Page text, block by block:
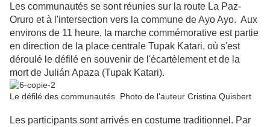
Les communautés se sont réunies sur la route La Paz-
Oruro et à l'intersection vers la commune de Ayo Ayo. Aux
environs de 11 heure, la marche commémorative est partie
en direction de la place centrale Tupak Katari, où s'est
déroulé le défilé en souvenir de l'écartèlement et de la
mort de Julián Apaza (Tupak Katari).
Le défilé des communautés. Photo de l'auteur Cristina Quisbert
Les participants sont arrivés en costume traditionnel. Par